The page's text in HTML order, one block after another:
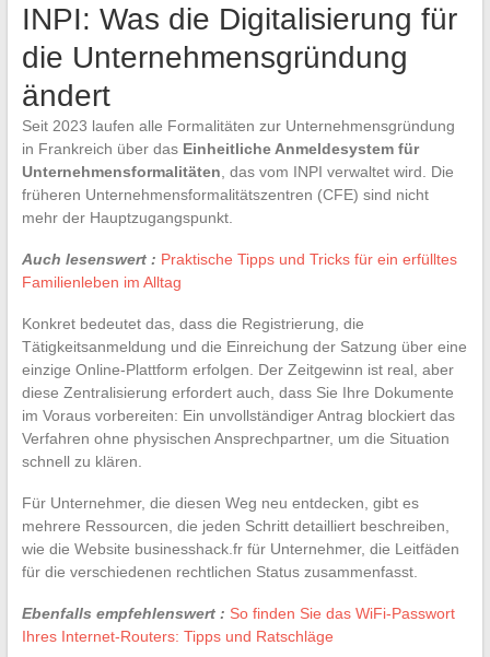
INPI: Was die Digitalisierung für
die Unternehmensgründung
ändert
Seit 2023 laufen alle Formalitäten zur Unternehmensgründung
in Frankreich über das Einheitliche Anmeldesystem für
Unternehmensformalitäten , das vom INPI verwaltet wird. Die
früheren Unternehmensformalitätszentren (CFE) sind nicht
mehr der Hauptzugangspunkt.
Auch lesenswert : Praktische Tipps und Tricks für ein erfülltes
Familienleben im Alltag
Konkret bedeutet das, dass die Registrierung, die
Tätigkeitsanmeldung und die Einreichung der Satzung über eine
einzige Online-Plattform erfolgen. Der Zeitgewinn ist real, aber
diese Zentralisierung erfordert auch, dass Sie Ihre Dokumente
im Voraus vorbereiten: Ein unvollständiger Antrag blockiert das
Verfahren ohne physischen Ansprechpartner, um die Situation
schnell zu klären.
Für Unternehmer, die diesen Weg neu entdecken, gibt es
mehrere Ressourcen, die jeden Schritt detailliert beschreiben,
wie die Website businesshack.fr für Unternehmer, die Leitfäden
für die verschiedenen rechtlichen Status zusammenfasst.
Ebenfalls empfehlenswert : So finden Sie das WiFi-Passwort
Ihres Internet-Routers: Tipps und Ratschläge